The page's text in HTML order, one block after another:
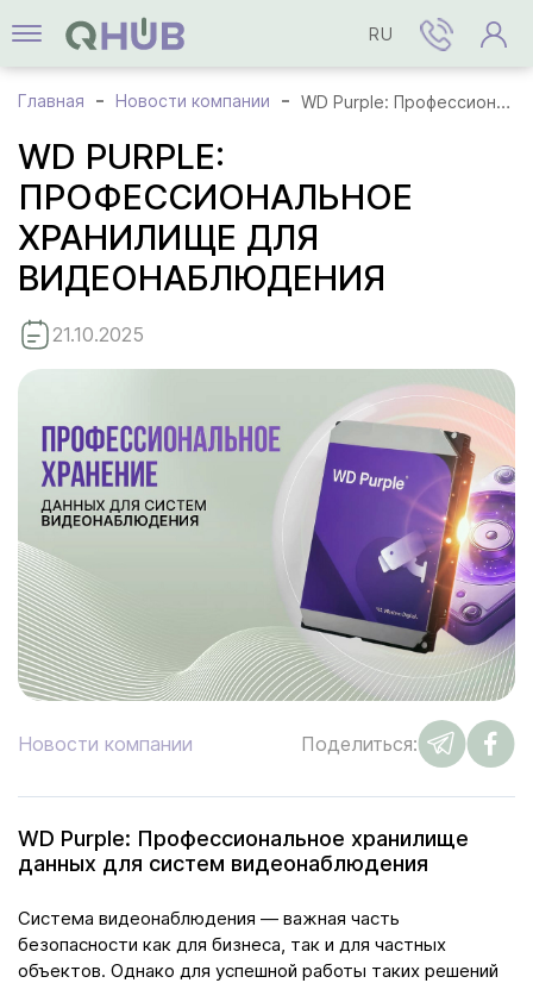
RU
Главная Новости компании WD Purple: Профессиональное хранилище для видеонаблюдения
WD PURPLE:
ПРОФЕССИОНАЛЬНОЕ
ХРАНИЛИЩЕ ДЛЯ
ВИДЕОНАБЛЮДЕНИЯ
21.10.2025
Новости компании Поделиться:
WD Purple: Профессиональное хранилище
данных для систем видеонаблюдения
Система видеонаблюдения — важная часть
безопасности как для бизнеса, так и для частных
объектов. Однако для успешной работы таких решений